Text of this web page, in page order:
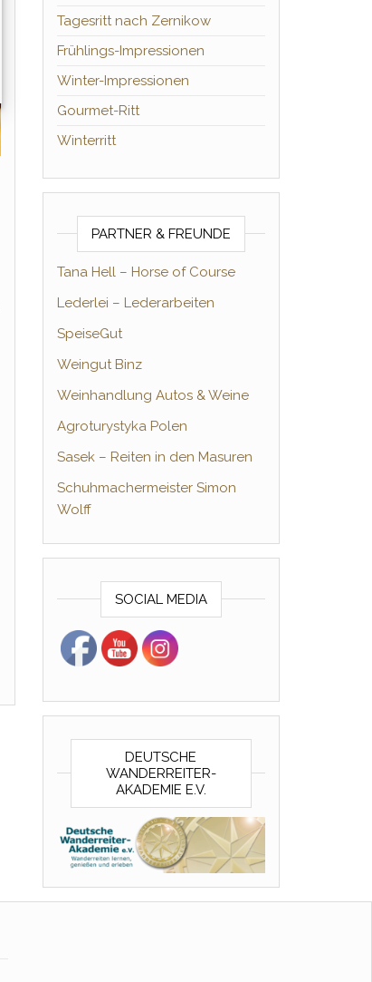
Tagesritt nach Zernikow
Frühlings-Impressionen
Winter-Impressionen
Gourmet-Ritt
Winterritt
PARTNER & FREUNDE
Tana Hell – Horse of Course
Lederlei – Lederarbeiten
SpeiseGut
Weingut Binz
Weinhandlung Autos & Weine
Agroturystyka Polen
Sasek – Reiten in den Masuren
Schuhmachermeister Simon
Wolff
SOCIAL MEDIA
DEUTSCHE
WANDERREITER-
AKADEMIE E.V.